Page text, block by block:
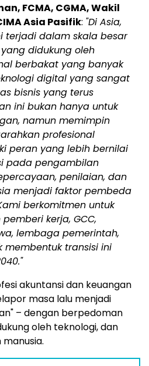
FCMA, CGMA, Wakil
Asia Pasifik: "Di Asia,
terjadi dalam skala besar
didukung oleh
berbakat yang banyak
digital yang sangat
bisnis yang terus
ini bukan hanya untuk
namun memimpin
profesional
peran yang lebih bernilai
pada pengambilan
penilaian, dan
menjadi faktor pembeda
berkomitmen untuk
kerja, GCC,
lembaga pemerintah,
membentuk transisi ini
akuntansi dan keuangan
masa lalu menjadi
– dengan berpedoman
oleh teknologi, dan